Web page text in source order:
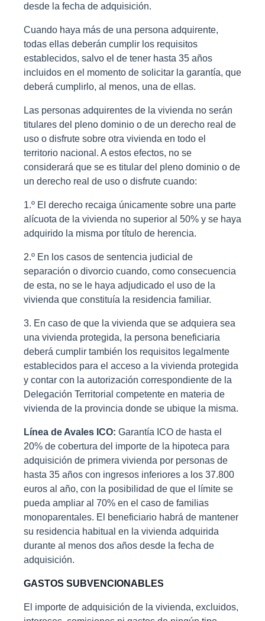
desde la fecha de adquisición.
Cuando haya más de una persona adquirente,
todas ellas deberán cumplir los requisitos
establecidos, salvo el de tener hasta 35 años
incluidos en el momento de solicitar la garantía, que
deberá cumplirlo, al menos, una de ellas.
Las personas adquirentes de la vivienda no serán
titulares del pleno dominio o de un derecho real de
uso o disfrute sobre otra vivienda en todo el
territorio nacional. A estos efectos, no se
considerará que se es titular del pleno dominio o de
un derecho real de uso o disfrute cuando:
1.º El derecho recaiga únicamente sobre una parte
alícuota de la vivienda no superior al 50% y se haya
adquirido la misma por título de herencia.
2.º En los casos de sentencia judicial de
separación o divorcio cuando, como consecuencia
de esta, no se le haya adjudicado el uso de la
vivienda que constituía la residencia familiar.
3. En caso de que la vivienda que se adquiera sea
una vivienda protegida, la persona beneficiaria
deberá cumplir también los requisitos legalmente
establecidos para el acceso a la vivienda protegida
y contar con la autorización correspondiente de la
Delegación Territorial competente en materia de
vivienda de la provincia donde se ubique la misma.
Línea de Avales ICO: Garantía ICO de hasta el
20% de cobertura del importe de la hipoteca para
adquisición de primera vivienda por personas de
hasta 35 años con ingresos inferiores a los 37.800
euros al año, con la posibilidad de que el límite se
pueda ampliar al 70% en el caso de familias
monoparentales. El beneficiario habrá de mantener
su residencia habitual en la vivienda adquirida
durante al menos dos años desde la fecha de
adquisición.
GASTOS SUBVENCIONABLES
El importe de adquisición de la vivienda, excluidos,